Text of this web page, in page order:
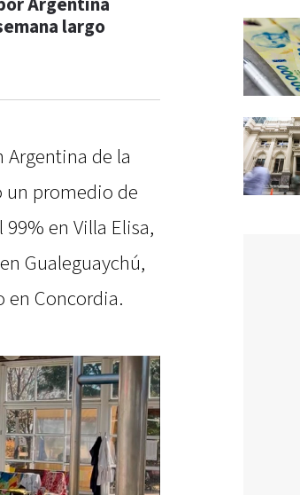
Argentina
largo
Argentina de la
un promedio de
en Villa Elisa,
Gualeguaychú,
en Concordia.